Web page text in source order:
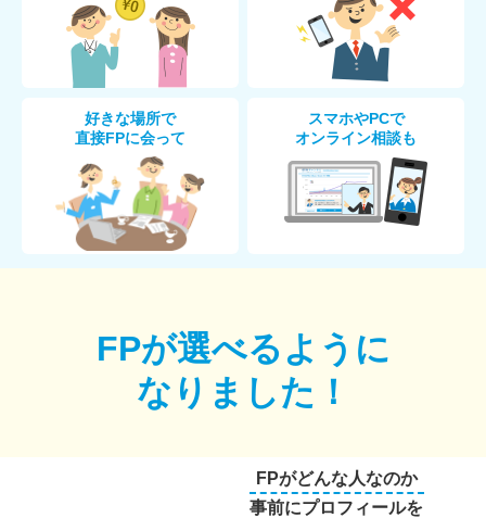
好きな場所で
直接FPに会って
スマホやPCで
オンライン相談も
FPが選べるように
なりました！
FPがどんな人なのか
事前にプロフィールを